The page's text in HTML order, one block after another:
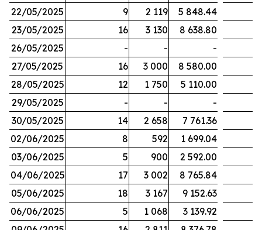
22/05/2025
9 2 119
5 848.44
23/05/2025
16 3 130
8 638.80
26/05/2025
- -
-
27/05/2025
16 3 000
8 580.00
28/05/2025
12 1 750
5 110.00
29/05/2025
- -
-
30/05/2025
14 2 658
7 761.36
02/06/2025
8 592
1 699.04
03/06/2025
5 900
2 592.00
04/06/2025
17 3 002
8 765.84
05/06/2025
18 3 167
9 152.63
06/06/2025
5 1 068
3 139.92